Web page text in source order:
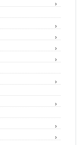
›
›
›
›
›
›
›
›
›